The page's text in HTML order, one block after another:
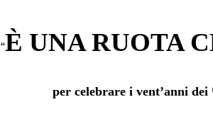
“È UNA RUOTA
per celebrare i vent’anni dei